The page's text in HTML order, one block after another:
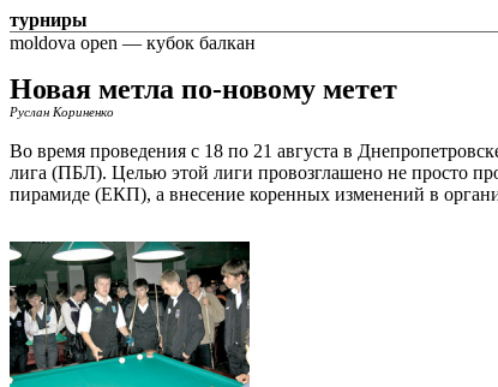
турниры
moldova open — кубок балкан
Новая метла по-новому метет
Руслан Кориненко
Во время проведения с 18 по 21 августа в
лига (ПБЛ). Целью этой лиги провозглашено не просто
пирамиде (ЕКП), а внесение коренных изменений в